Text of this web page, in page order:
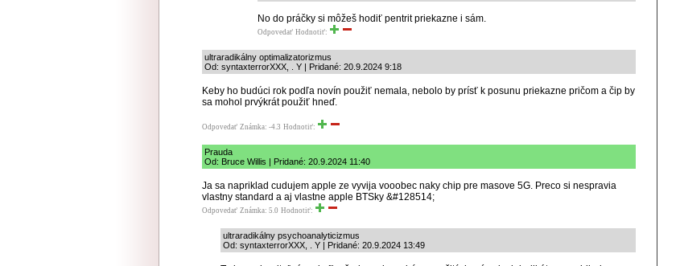
No do práčky si môžeš hodiť pentrit priekazne i sám.
Odpovedať Hodnotiť:
ultraradikálny optimalizatorizmus
Od: syntaxterrorXXX, . Y | Pridané: 20.9.2024 9:18
Keby ho budúci rok podľa novín použiť nemala, nebolo by prísť k posunu priekazne pričom a čip by
sa mohol prvýkrát použiť hneď.
Odpovedať Známka: -4.3 Hodnotiť:
Prauda
Od: Bruce Willis | Pridané: 20.9.2024 11:40
Ja sa napriklad cudujem apple ze vyvija vooobec naky chip pre masove 5G. Preco si nespravia
vlastny standard a aj vlastne apple BTSky &#128514;
Odpovedať Známka: 5.0 Hodnotiť:
ultraradikálny psychoanalyticizmus
Od: syntaxterrorXXX, . Y | Pridané: 20.9.2024 13:49